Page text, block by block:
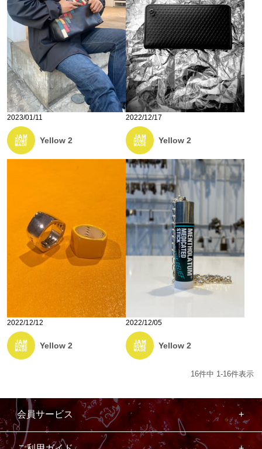
2023/01/11
Yellow 2
2022/12/17
Yellow 2
2022/12/12
Yellow 2
2022/12/05
Yellow 2
16件中 1 -16件表示
会員サービス